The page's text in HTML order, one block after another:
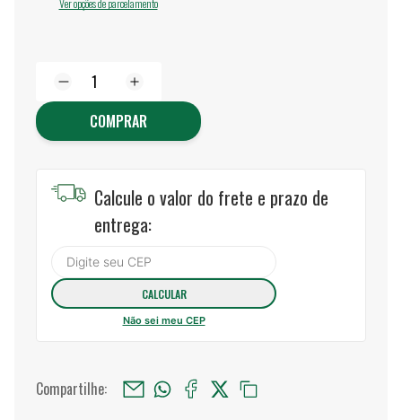
Ver opções de parcelamento
COMPRAR
Calcule o valor do frete e prazo de
entrega:
Não sei meu CEP
Compartilhe: